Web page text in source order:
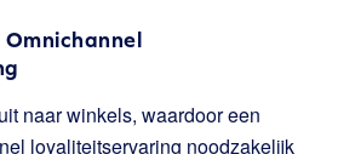
naar winkels, waardoor een
loyaliteitservaring noodzakelijk